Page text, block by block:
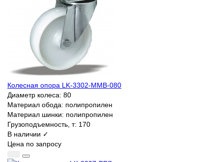
Колесная опора LK-3302-MMB-080
Диаметр колеса: 80
Материал обода: полипропилен
Материал шинки: полипропилен
Грузоподъемность, т: 170
В наличии ✓
Цена по запросу